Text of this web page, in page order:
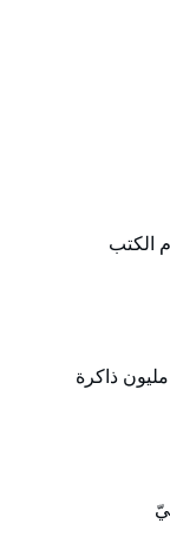
الكتب
ذاكرة